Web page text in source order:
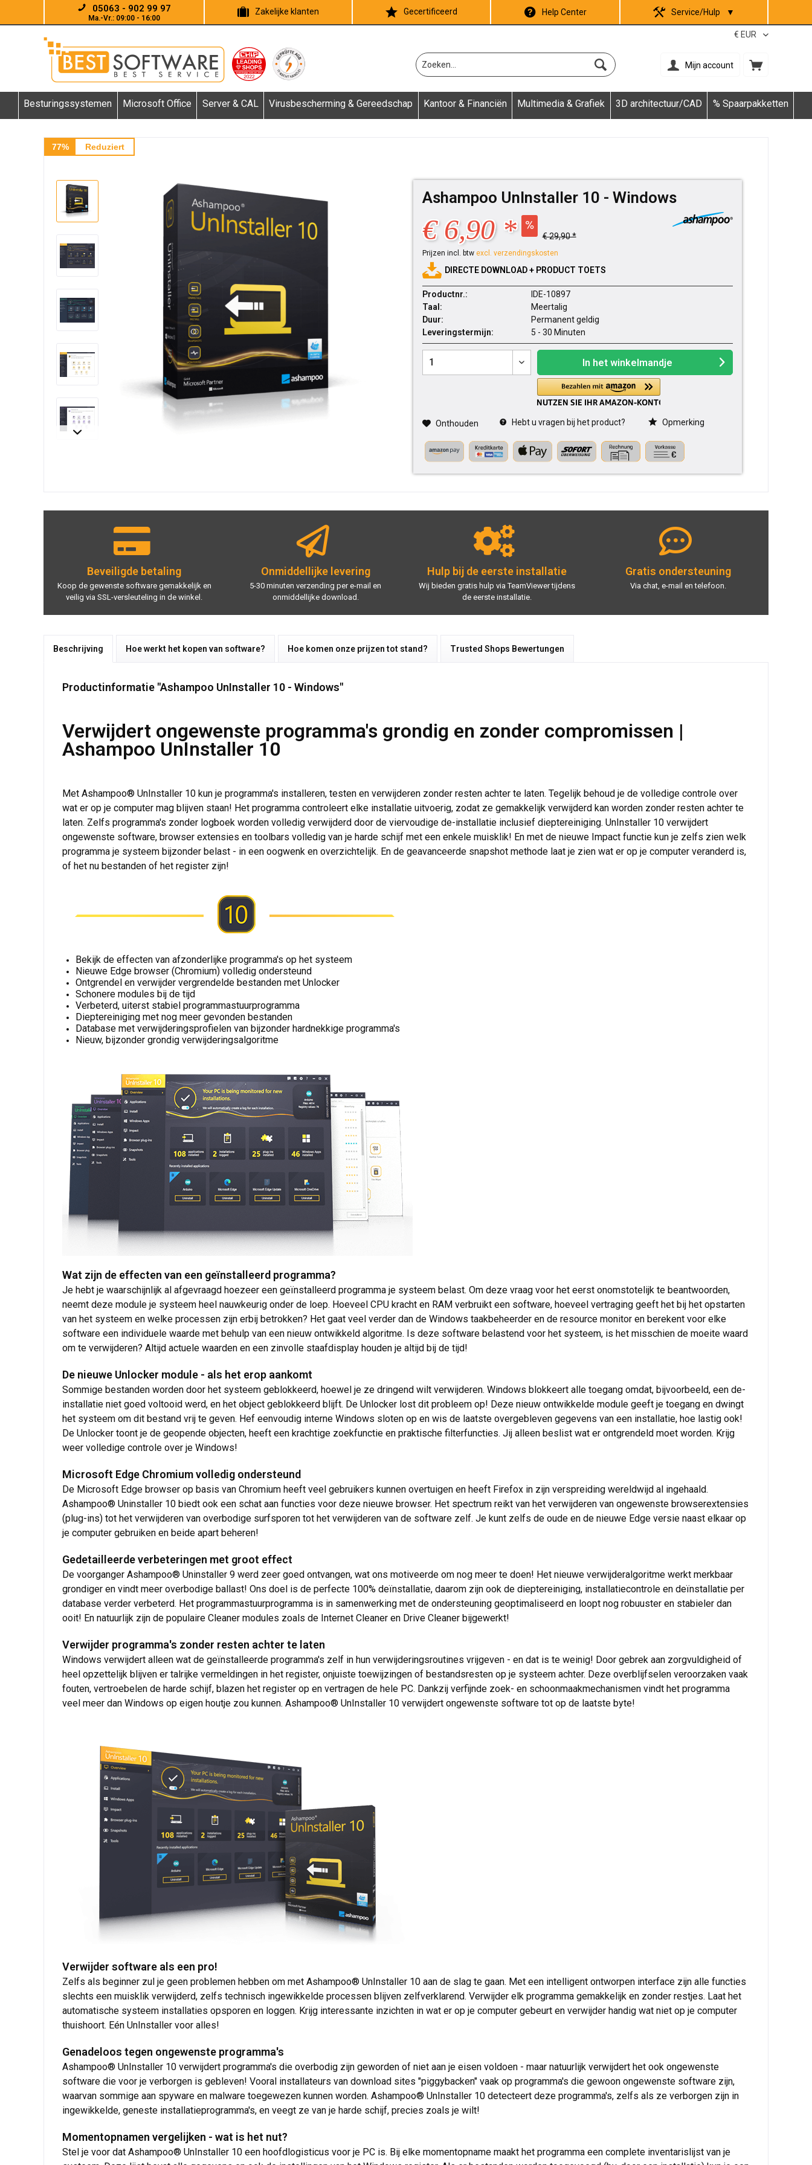
05063 - 902 99 97
Ma.-Vr.: 09:00 - 16:00
Zakelijke klanten Gecertificeerd Help Center Service/Hulp ▼
Mijn account
Besturingssystemen Microsoft Office Server & CAL Virusbescherming & Gereedschap Kantoor & Financiën Multimedia & Grafiek 3D architectuur/CAD % Spaarpakketten
77% Reduziert
Ashampoo UnInstaller 10 - Windows
€ 6,90 * € 29,90 *
Prijzen incl. btw excl. verzendingskosten
DIRECTE DOWNLOAD + PRODUCT TOETS
Productnr.:
IDE-10897
Taal:
Meertalig
Duur:
Permanent geldig
Leveringstermijn:
5 - 30 Minuten
In het winkelmandje
Onthouden Hebt u vragen bij het product? Opmerking
Beveiligde betaling
Koop de gewenste software gemakkelijk en
veilig via SSL-versleuteling in de winkel.
Onmiddellijke levering
5-30 minuten verzending per e-mail en
onmiddellijke download.
Hulp bij de eerste installatie
Wij bieden gratis hulp via TeamViewer tijdens
de eerste installatie.
Gratis ondersteuning
Via chat, e-mail en telefoon.
Beschrijving Hoe werkt het kopen van software? Hoe komen onze prijzen tot stand? Trusted Shops Bewertungen
Productinformatie "Ashampoo UnInstaller 10 - Windows"
Verwijdert ongewenste programma's grondig en zonder compromissen |
Ashampoo UnInstaller 10
Met Ashampoo® UnInstaller 10 kun je programma's installeren, testen en verwijderen zonder resten achter te laten. Tegelijk behoud je de volledige controle over
wat er op je computer mag blijven staan! Het programma controleert elke installatie uitvoerig, zodat ze gemakkelijk verwijderd kan worden zonder resten achter te
laten. Zelfs programma's zonder logboek worden volledig verwijderd door de viervoudige de-installatie inclusief dieptereiniging. UnInstaller 10 verwijdert
ongewenste software, browser extensies en toolbars volledig van je harde schijf met een enkele muisklik! En met de nieuwe Impact functie kun je zelfs zien welk
programma je systeem bijzonder belast - in een oogwenk en overzichtelijk. En de geavanceerde snapshot methode laat je zien wat er op je computer veranderd is,
of het nu bestanden of het register zijn!
Bekijk de effecten van afzonderlijke programma's op het systeem
Nieuwe Edge browser (Chromium) volledig ondersteund
Ontgrendel en verwijder vergrendelde bestanden met Unlocker
Schonere modules bij de tijd
Verbeterd, uiterst stabiel programmastuurprogramma
Dieptereiniging met nog meer gevonden bestanden
Database met verwijderingsprofielen van bijzonder hardnekkige programma's
Nieuw, bijzonder grondig verwijderingsalgoritme
Wat zijn de effecten van een geïnstalleerd programma?
Je hebt je waarschijnlijk al afgevraagd hoezeer een geïnstalleerd programma je systeem belast. Om deze vraag voor het eerst onomstotelijk te beantwoorden,
neemt deze module je systeem heel nauwkeurig onder de loep. Hoeveel CPU kracht en RAM verbruikt een software, hoeveel vertraging geeft het bij het opstarten
van het systeem en welke processen zijn erbij betrokken? Het gaat veel verder dan de Windows taakbeheerder en de resource monitor en berekent voor elke
software een individuele waarde met behulp van een nieuw ontwikkeld algoritme. Is deze software belastend voor het systeem, is het misschien de moeite waard
om te verwijderen? Altijd actuele waarden en een zinvolle staafdisplay houden je altijd bij de tijd!
De nieuwe Unlocker module - als het erop aankomt
Sommige bestanden worden door het systeem geblokkeerd, hoewel je ze dringend wilt verwijderen. Windows blokkeert alle toegang omdat, bijvoorbeeld, een de-
installatie niet goed voltooid werd, en het object geblokkeerd blijft. De Unlocker lost dit probleem op! Deze nieuw ontwikkelde module geeft je toegang en dwingt
het systeem om dit bestand vrij te geven. Hef eenvoudig interne Windows sloten op en wis de laatste overgebleven gegevens van een installatie, hoe lastig ook!
De Unlocker toont je de geopende objecten, heeft een krachtige zoekfunctie en praktische filterfuncties. Jij alleen beslist wat er ontgrendeld moet worden. Krijg
weer volledige controle over je Windows!
Microsoft Edge Chromium volledig ondersteund
De Microsoft Edge browser op basis van Chromium heeft veel gebruikers kunnen overtuigen en heeft Firefox in zijn verspreiding wereldwijd al ingehaald.
Ashampoo® Uninstaller 10 biedt ook een schat aan functies voor deze nieuwe browser. Het spectrum reikt van het verwijderen van ongewenste browserextensies
(plug-ins) tot het verwijderen van overbodige surfsporen tot het verwijderen van de software zelf. Je kunt zelfs de oude en de nieuwe Edge versie naast elkaar op
je computer gebruiken en beide apart beheren!
Gedetailleerde verbeteringen met groot effect
De voorganger Ashampoo® Uninstaller 9 werd zeer goed ontvangen, wat ons motiveerde om nog meer te doen! Het nieuwe verwijderalgoritme werkt merkbaar
grondiger en vindt meer overbodige ballast! Ons doel is de perfecte 100% deïnstallatie, daarom zijn ook de dieptereiniging, installatiecontrole en deïnstallatie per
database verder verbeterd. Het programmastuurprogramma is in samenwerking met de ondersteuning geoptimaliseerd en loopt nog robuuster en stabieler dan
ooit! En natuurlijk zijn de populaire Cleaner modules zoals de Internet Cleaner en Drive Cleaner bijgewerkt!
Verwijder programma's zonder resten achter te laten
Windows verwijdert alleen wat de geïnstalleerde programma's zelf in hun verwijderingsroutines vrijgeven - en dat is te weinig! Door gebrek aan zorgvuldigheid of
heel opzettelijk blijven er talrijke vermeldingen in het register, onjuiste toewijzingen of bestandsresten op je systeem achter. Deze overblijfselen veroorzaken vaak
fouten, vertroebelen de harde schijf, blazen het register op en vertragen de hele PC. Dankzij verfijnde zoek- en schoonmaakmechanismen vindt het programma
veel meer dan Windows op eigen houtje zou kunnen. Ashampoo® UnInstaller 10 verwijdert ongewenste software tot op de laatste byte!
Verwijder software als een pro!
Zelfs als beginner zul je geen problemen hebben om met Ashampoo® UnInstaller 10 aan de slag te gaan. Met een intelligent ontworpen interface zijn alle functies
slechts een muisklik verwijderd, zelfs technisch ingewikkelde processen blijven zelfverklarend. Verwijder elk programma gemakkelijk en zonder restjes. Laat het
automatische systeem installaties opsporen en loggen. Krijg interessante inzichten in wat er op je computer gebeurt en verwijder handig wat niet op je computer
thuishoort. Eén UnInstaller voor alles!
Genadeloos tegen ongewenste programma's
Ashampoo® UnInstaller 10 verwijdert programma's die overbodig zijn geworden of niet aan je eisen voldoen - maar natuurlijk verwijdert het ook ongewenste
software die voor je verborgen is gebleven! Vooral installateurs van download sites "piggybacken" vaak op programma's die gewoon ongewenste software zijn,
waarvan sommige aan spyware en malware toegewezen kunnen worden. Ashampoo® UnInstaller 10 detecteert deze programma's, zelfs als ze verborgen zijn in
ingewikkelde, geneste installatieprogramma's, en veegt ze van je harde schijf, precies zoals je wilt!
Momentopnamen vergelijken - wat is het nut?
Stel je voor dat Ashampoo® UnInstaller 10 een hoofdlogisticus voor je PC is. Bij elke momentopname maakt het programma een complete inventarislijst van je